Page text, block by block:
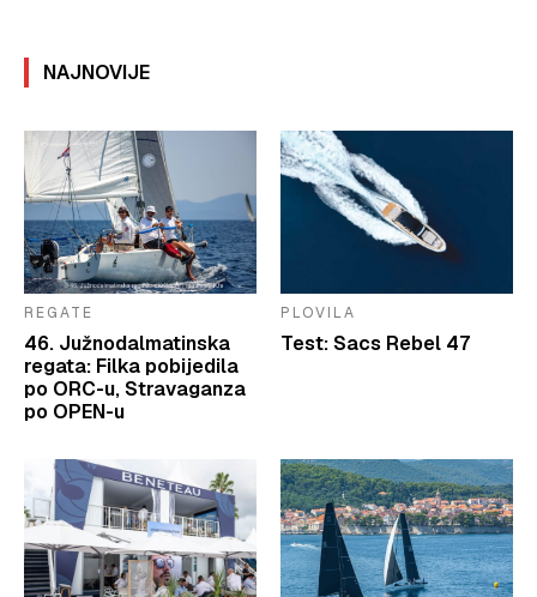
NAJNOVIJE
REGATE
46. Južnodalmatinska
regata: Filka pobijedila
po ORC-u, Stravaganza
po OPEN-u
PLOVILA
Test: Sacs Rebel 47